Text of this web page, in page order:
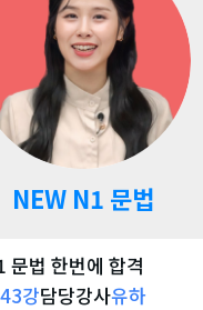
NEW N1 문법
법 한번에 합격
43강담당강사유하